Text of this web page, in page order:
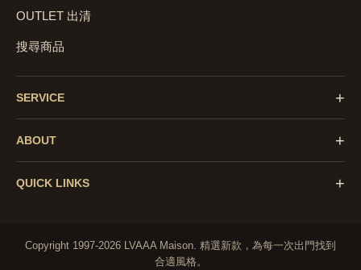
OUTLET 出清
搜尋商品
SERVICE +
ABOUT +
QUICK LINKS +
Copyright 1997-2026 LVAAA Maison. 精選新款，為每一次出門找到
合適風格。